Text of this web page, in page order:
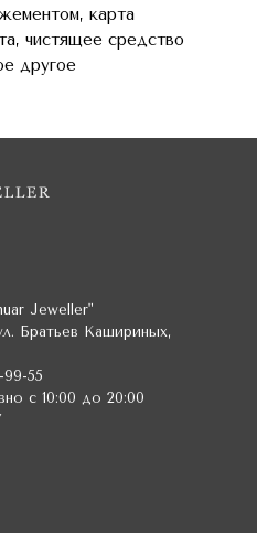
карта
чистящее средство
другое
Jeweller"
Братьев Кашириных,
55
с 10:00 до 20:00